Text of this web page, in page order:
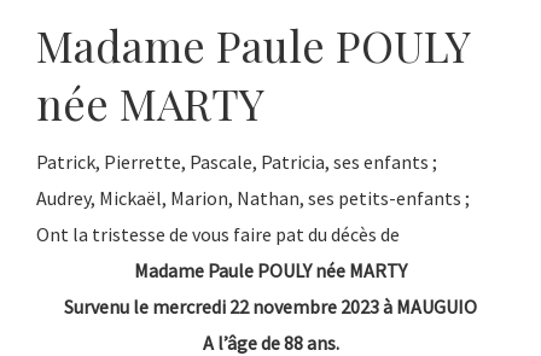
Madame Paule POULY
née MARTY
Patrick, Pierrette, Pascale, Patricia, ses enfants ;
Audrey, Mickaël, Marion, Nathan, ses petits-enfants ;
Ont la tristesse de vous faire pat du décès de
Madame Paule POULY née MARTY
Survenu le mercredi 22 novembre 2023 à MAUGUIO
A l’âge de 88 ans.